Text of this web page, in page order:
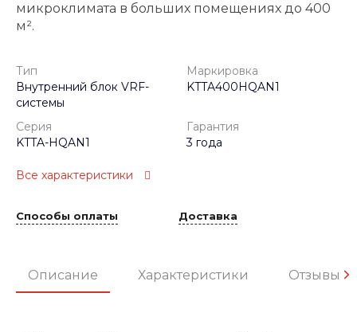
микроклимата в больших помещениях до 400
м².
Тип
Внутренний блок VRF-
системы
Маркировка
KTTA400HQAN1
Серия
KTTA-HQAN1
Гарантия
3 года
Все характеристики
Способы оплаты Доставка
Описание Характеристики Отзывы